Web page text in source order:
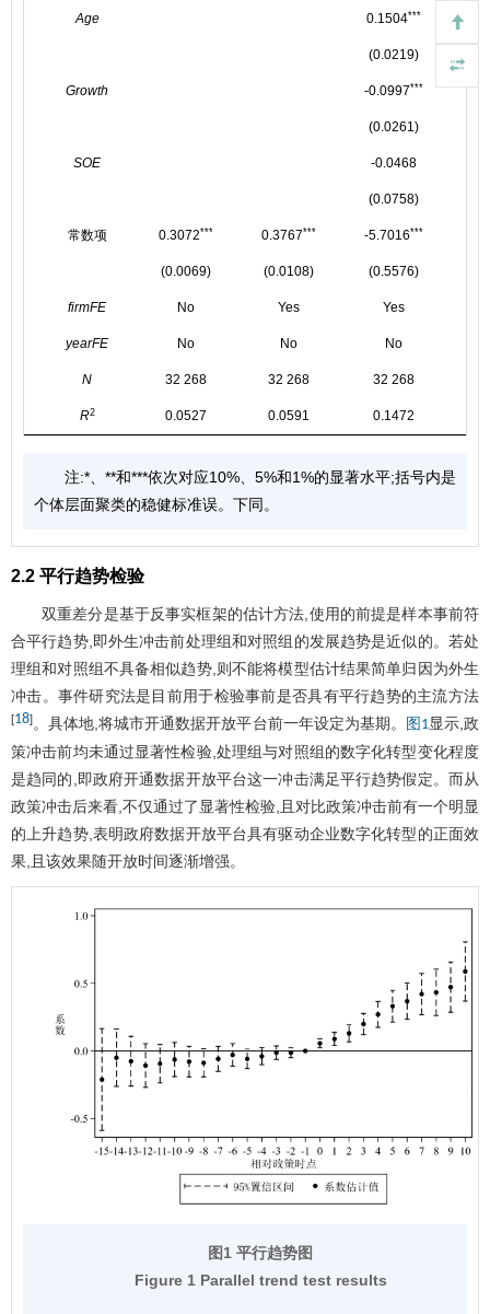
Age 0.1504***
(0.0219)
Growth -0.0997*** -
(0.0261)
SOE -0.0468
(0.0758)
常数项 0.3072*** 0.3767*** -5.7016***
(0.0069) (0.0108) (0.5576)
firmFE No Yes Yes
yearFE No No No
N 32 268 32 268 32 268
R2 0.0527 0.0591 0.1472
注:*、**和***依次对应10%、5%和1%的显著水平;括号内是
个体层面聚类的稳健标准误。下同。
2.2 平行趋势检验
双重差分是基于反事实框架的估计方法,使用的前提是样本事前符
合平行趋势,即外生冲击前处理组和对照组的发展趋势是近似的。若处
理组和对照组不具备相似趋势,则不能将模型估计结果简单归因为外生
冲击。事件研究法是目前用于检验事前是否具有平行趋势的主流方法
[18]。具体地,将城市开通数据开放平台前一年设定为基期。 图1显示,政
策冲击前均未通过显著性检验,处理组与对照组的数字化转型变化程度
是趋同的,即政府开通数据开放平台这一冲击满足平行趋势假定。而从
政策冲击后来看,不仅通过了显著性检验,且对比政策冲击前有一个明显
的上升趋势,表明政府数据开放平台具有驱动企业数字化转型的正面效
果,且该效果随开放时间逐渐增强。
图1 平行趋势图
Figure 1 Parallel trend test results